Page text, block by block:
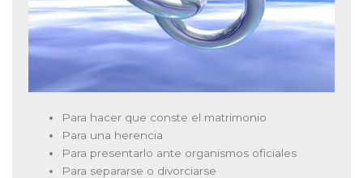
Para hacer que conste el matrimonio
Para una herencia
Para presentarlo ante organismos oficiales
Para separarse o divorciarse